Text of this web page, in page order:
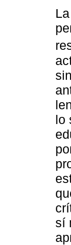
lo
sí